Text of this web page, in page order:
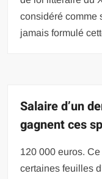
considéré comme
jamais formulé
Salaire d’un
gagnent ces
120 000 euros.
certaines feuilles